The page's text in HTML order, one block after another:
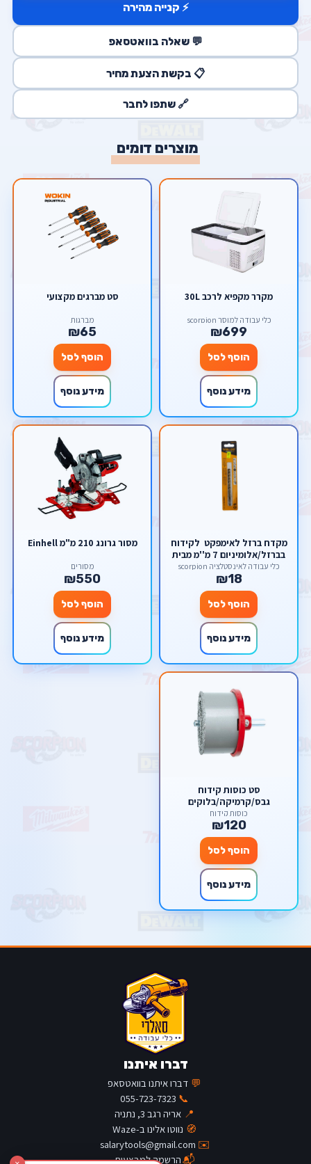
⚡ קנייה מהירה
💬 שאלה בוואטסאפ
📋 בקשת הצעת מחיר
🔗 שתפו לחבר
מוצרים דומים
מקרר מקפיא לרכב 30L
כלי עבודה למוסך scorpion
₪699
הוסף לסל
מידע נוסף
סט מברגים מקצועי
מברגות
₪65
הוסף לסל
מידע נוסף
מקדח ברזל לאימפקט לקידוח
בברזל/אלומיניום 7 מ''מ מבית
welloo
כלי עבודה לאינסטלציה scorpion
₪18
הוסף לסל
מידע נוסף
מסור גרונג 210 מ"מ Einhell
מסורים
₪550
הוסף לסל
מידע נוסף
סט כוסות קידוח
גבס/קרמיקה/בלוקים
כוסות קידוח
₪120
הוסף לסל
מידע נוסף
דברו איתנו
💬 דברו איתנו בוואטסאפ
📞
055-723-7323
📍 אריה רגב 3, נתניה
🧭 נווטו אלינו ב-Waze
✉️
salarytools@gmail.com
📬הרשמה למבצעים